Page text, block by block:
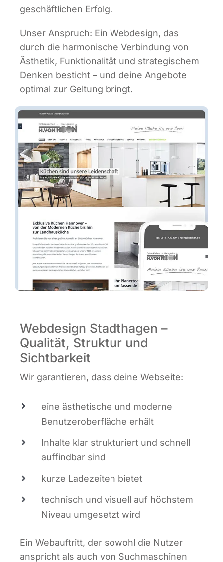
geschäft­li­chen Erfolg.
Unser Anspruch: Ein Web­de­sign, das
durch die har­mo­ni­sche Ver­bin­dung von
Ästhe­tik, Funk­tio­na­li­tät und stra­te­gi­schem
Den­ken besticht – und dei­ne Ange­bo­te
opti­mal zur Gel­tung bringt.
Webdesign Stadthagen –
Qualität, Struktur und
Sichtbarkeit
Wir garan­tie­ren, dass dei­ne Webseite:
eine ästhe­ti­sche und moder­ne
Benut­zer­ober­flä­che erhält
Inhal­te klar struk­tu­riert und schnell
auf­find­bar sind
kur­ze Lade­zei­ten bietet
tech­nisch und visu­ell auf höchs­tem
Niveau umge­setzt wird
Ein Web­auf­tritt, der sowohl die Nut­zer
anspricht als auch von Such­ma­schi­nen